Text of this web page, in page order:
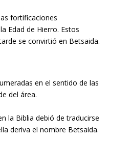
fortificaciones
Edad de Hierro. Estos
se convirtió en Betsaida.
en el sentido de las
del área.
la Biblia debió de traducirse
deriva el nombre Betsaida.